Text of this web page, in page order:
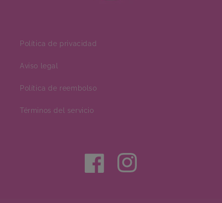
Política de privacidad
Aviso legal
Política de reembolso
Términos del servicio
FacebookInstagram